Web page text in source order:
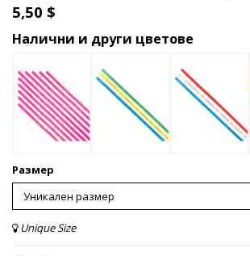
5,50 $
Налични и други цветове
Размер
Unique Size